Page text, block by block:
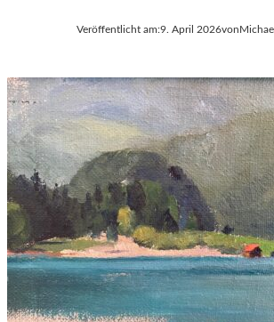
Veröffentlicht am:9. April 2026von